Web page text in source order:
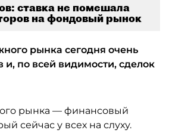
ставка не помешала
на фондовый рынок
рынка сегодня очень
и, по всей видимости, сделок
рынка — финансовый
сейчас у всех на слуху.